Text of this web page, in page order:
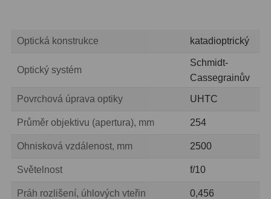
Helical výtahy11
Okulárové výtahy
Optická konstrukce katadioptrický
Optický systém
Schmidt-
Cassegrainův
Povrchová úprava optiky UHTC
Průměr objektivu (apertura), mm 254
Ohnisková vzdálenost, mm 2500
Světelnost f/10
Práh rozlišení, úhlových vteřin 0,456